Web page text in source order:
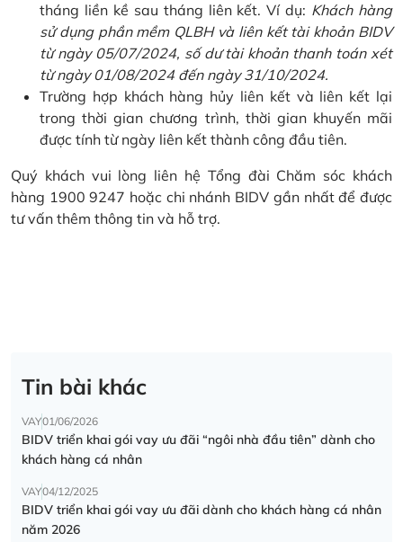
tháng liền kề sau tháng liên kết. Ví dụ: Khách hàng
sử dụng phần mềm QLBH và liên kết tài khoản BIDV
từ ngày 05/07/2024, số dư tài khoản thanh toán xét
từ ngày 01/08/2024 đến ngày 31/10/2024.
Trường hợp khách hàng hủy liên kết và liên kết lại
trong thời gian chương trình, thời gian khuyến mãi
được tính từ ngày liên kết thành công đầu tiên.
Quý khách vui lòng liên hệ Tổng đài Chăm sóc khách
hàng 1900 9247 hoặc chi nhánh BIDV gần nhất để được
tư vấn thêm thông tin và hỗ trợ.
Tin bài khác
VAY01/06/2026
BIDV triển khai gói vay ưu đãi “ngôi nhà đầu tiên” dành cho
khách hàng cá nhân
VAY04/12/2025
BIDV triển khai gói vay ưu đãi dành cho khách hàng cá nhân
năm 2026